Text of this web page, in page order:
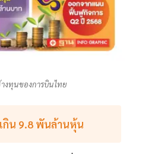
งทุนของการบินไทย
กิน 9.8 พันล้านหุ้น